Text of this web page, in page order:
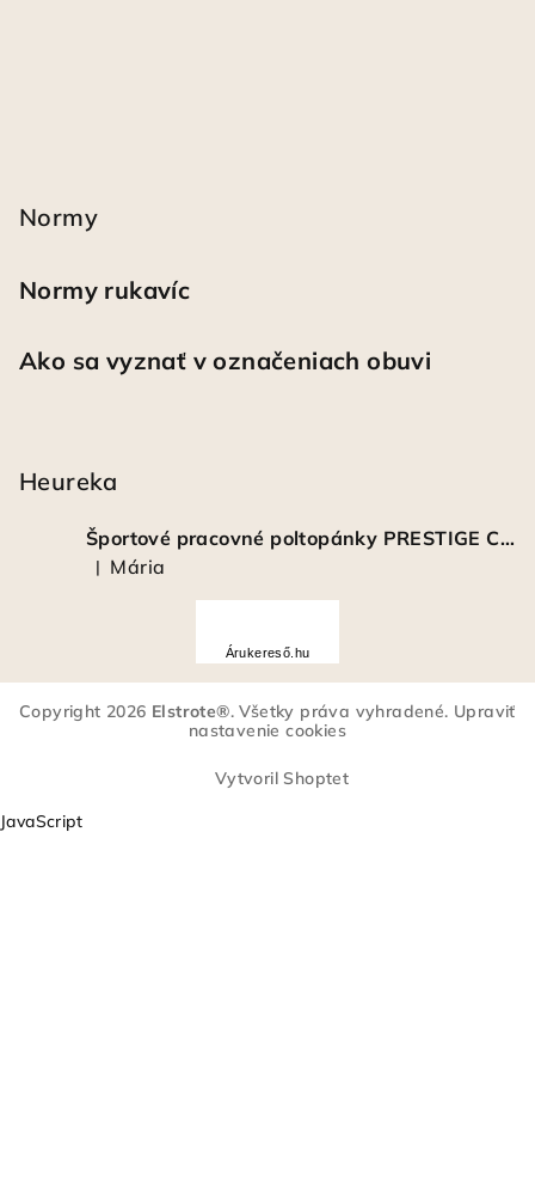
Normy
Normy rukavíc
Ako sa vyznať v označeniach obuvi
Heureka
Športové pracovné poltopánky PRESTIGE CLASSIC biele
Hodnotenie produktu je 5 z 5 hviezdičiek.
| Mária
u
e
Árukereső.hu
Copyright 2026 Elstrote®. Všetky práva vyhradené. Upraviť
nastavenie cookies
Vytvoril Shoptet
JavaScript